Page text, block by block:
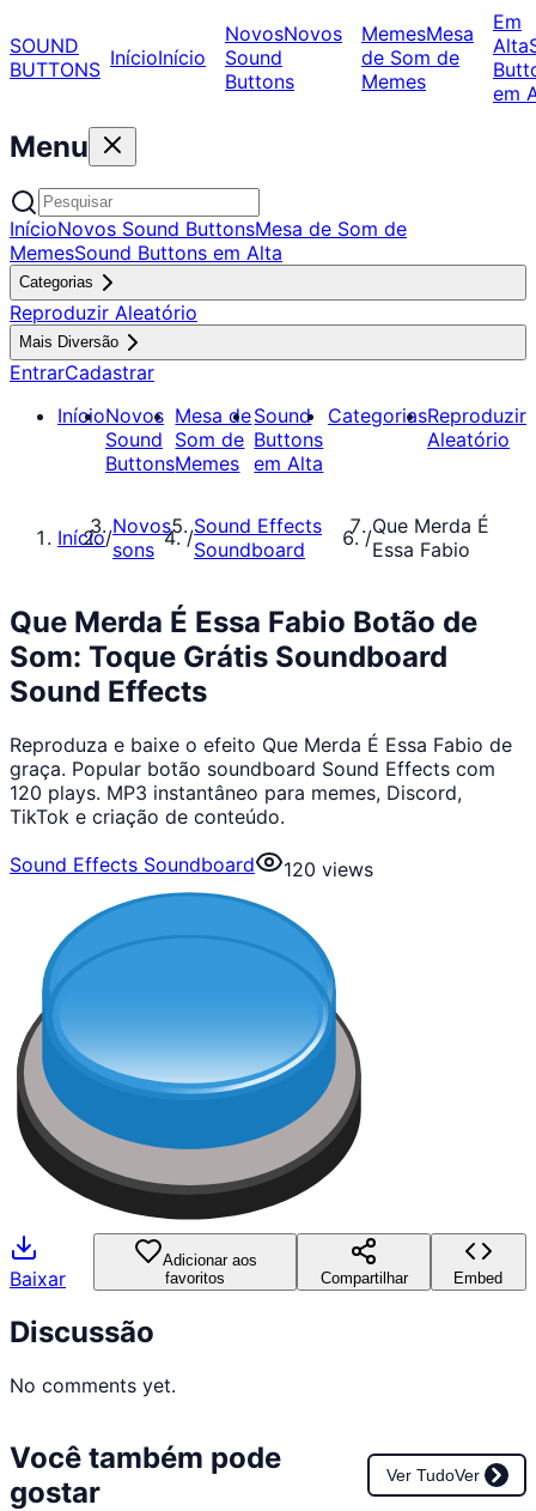
SOUND
BUTTONS InícioInício
NovosNovos
Sound
Buttons
MemesMesa
de Som de
Memes
Em
Alta
em
Menu
InícioNovos Sound ButtonsMesa de Som de
MemesSound Buttons em Alta
Categorias
Reproduzir Aleatório
Mais Diversão
EntrarCadastrar
InícioNovos
Sound
Buttons
Mesa de
Som de
Memes
Sound
Buttons
em Alta
CategoriasReproduzir
Aleatório
Início/Novos
sons
/Sound Effects
Soundboard
/Que Merda É
Essa Fabio
Que Merda É Essa Fabio Botão de
Som: Toque Grátis Soundboard
Sound Effects
Reproduza e baixe o efeito Que Merda É Essa Fabio de
graça. Popular botão soundboard Sound Effects com
120 plays. MP3 instantâneo para memes, Discord,
TikTok e criação de conteúdo.
Sound Effects Soundboard
120 views
Baixar
Adicionar aos
favoritos
Compartilhar Embed
Discussão
No comments yet.
Você também pode
gostar
Ver TudoVer